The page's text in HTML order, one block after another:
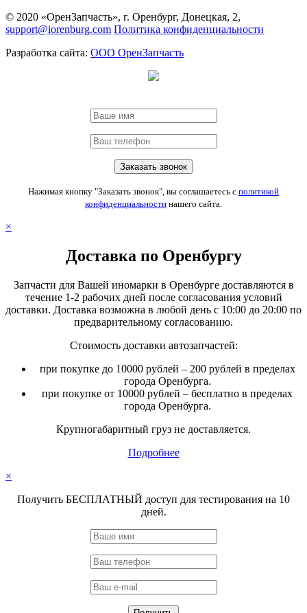
© 2020 «ОренЗапчасть», г. Оренбург, Донецкая, 2,
support@iorenburg.com Политика конфиденциальности
Разработка сайта: ООО ОренЗапчасть
Нажимая кнопку "Заказать звонок", вы соглашаетесь с политикой
конфиденциальности нашего сайта.
×
Доставка по Оренбургу
Запчасти для Вашей иномарки в Оренбурге доставляются в
течение 1-2 рабочих дней после согласования условий
доставки. Доставка возможна в любой день с 10:00 до 20:00 по
предварительному согласованию.
Стоимость доставки автозапчастей:
при покупке до 10000 рублей – 200 рублей в пределах
города Оренбурга.
при покупке от 10000 рублей – бесплатно в пределах
города Оренбурга.
Крупногабаритный груз не доставляется.
Подробнее
×
Получить БЕСПЛАТНЫЙ доступ для тестирования на 10
дней.